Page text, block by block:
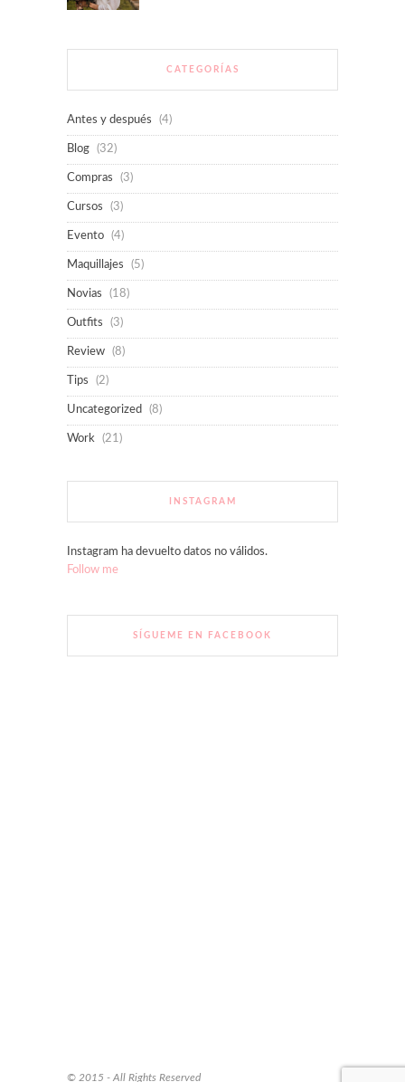
CATEGORÍAS
Antes y después (4)
Blog (32)
Compras (3)
Cursos (3)
Evento (4)
Maquillajes (5)
Novias (18)
Outfits (3)
Review (8)
Tips (2)
Uncategorized (8)
Work (21)
INSTAGRAM
Instagram ha devuelto datos no válidos.
Follow me
SÍGUEME EN FACEBOOK
© 2015 - All Rights Reserved